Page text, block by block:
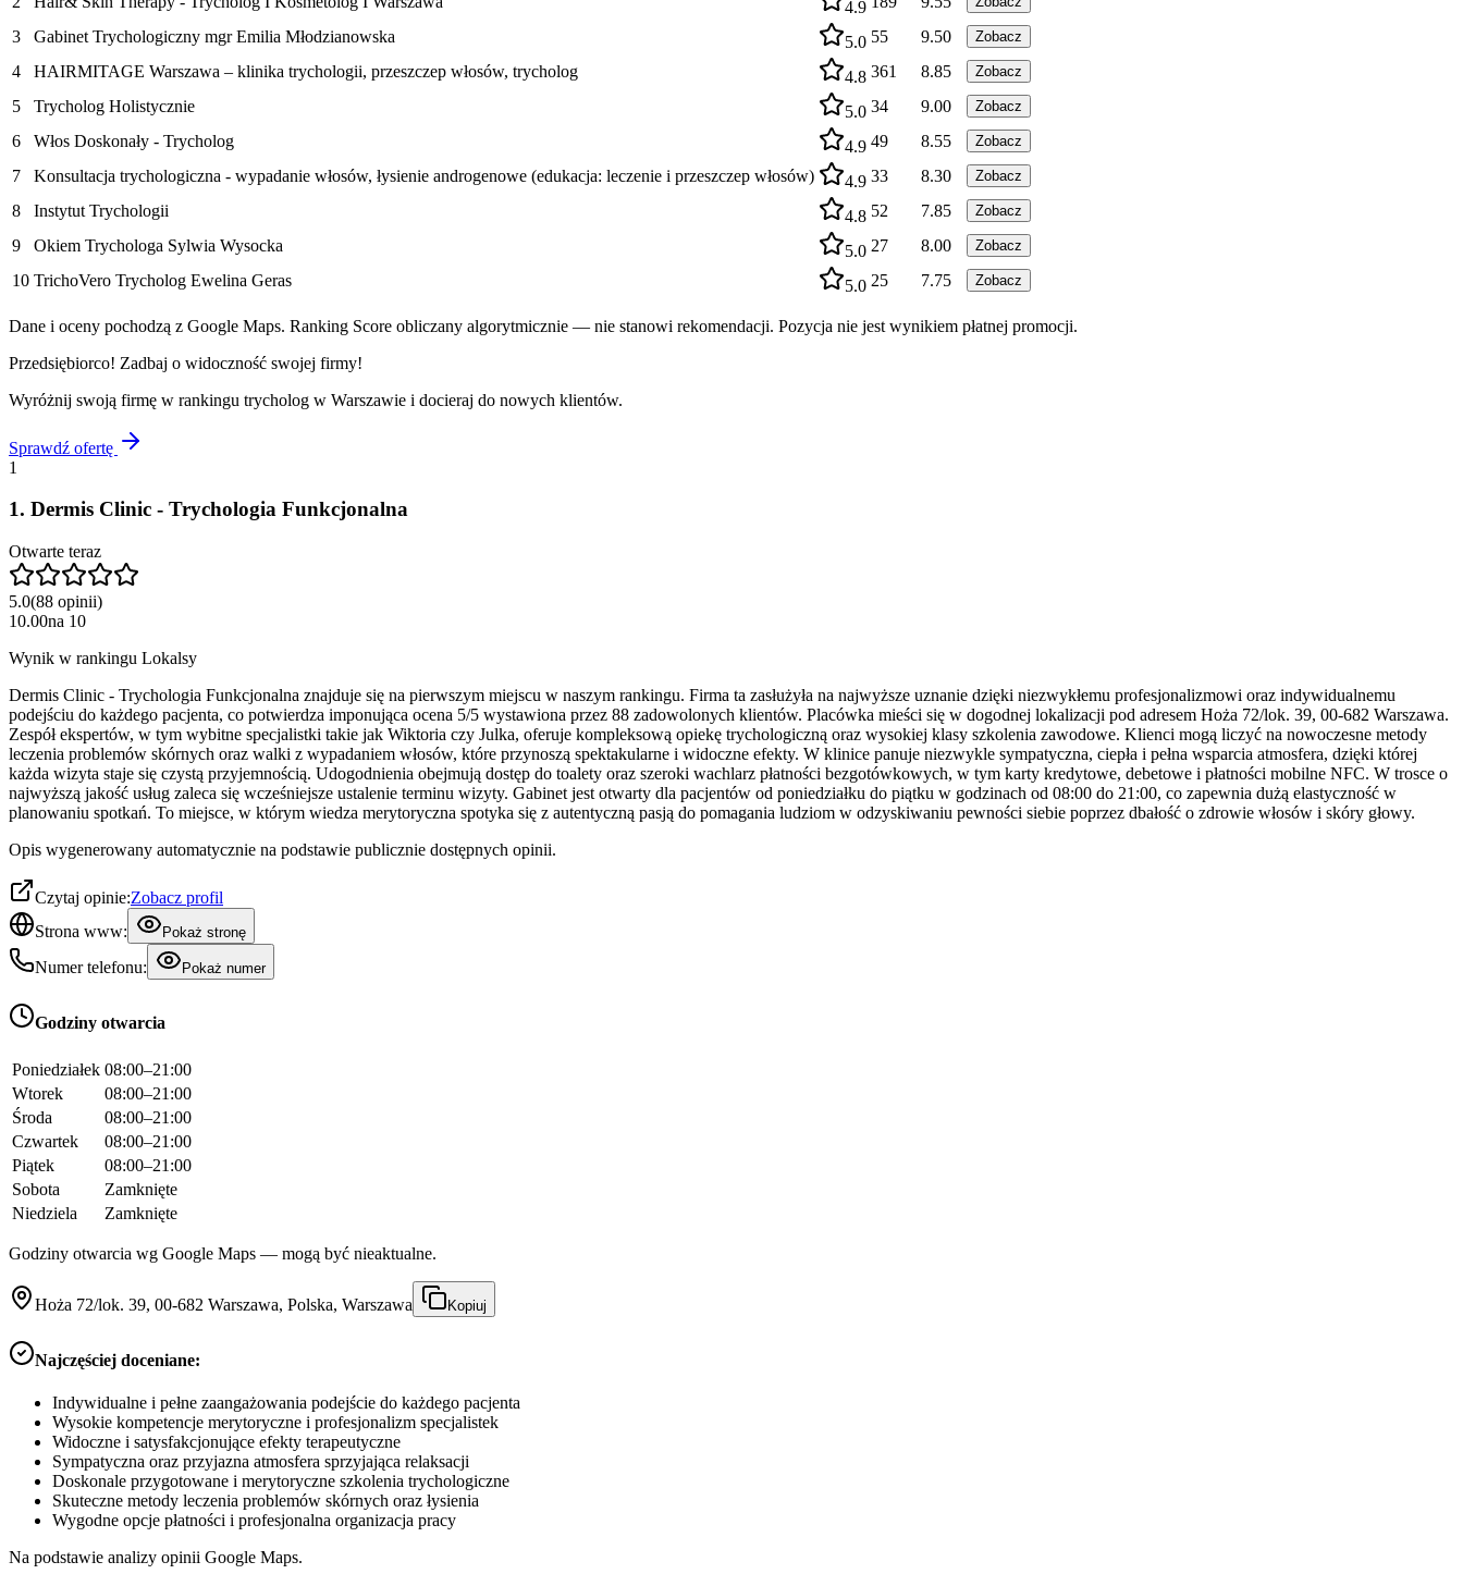
4.9
3 Gabinet Trychologiczny mgr Emilia Młodzianowska 5.0 55 9.50 Zobacz
4 HAIRMITAGE Warszawa – klinika trychologii, przeszczep włosów, trycholog 4.8 361 8.85 Zobacz
5 Trycholog Holistycznie 5.0 34 9.00 Zobacz
6 Włos Doskonały - Trycholog 4.9 49 8.55 Zobacz
7 Konsultacja trychologiczna - wypadanie włosów, łysienie androgenowe (edukacja: leczenie i przeszczep włosów) 4.9 33 8.30 Zobacz
8 Instytut Trychologii 4.8 52 7.85 Zobacz
9 Okiem Trychologa Sylwia Wysocka 5.0 27 8.00 Zobacz
10 TrichoVero Trycholog Ewelina Geras 5.0 25 7.75 Zobacz
Dane i oceny pochodzą z Google Maps. Ranking Score obliczany algorytmicznie — nie stanowi rekomendacji. Pozycja nie jest wynikiem płatnej promocji.
Przedsiębiorco! Zadbaj o widoczność swojej firmy!
Wyróżnij swoją firmę w rankingu trycholog w Warszawie i docieraj do nowych klientów.
Sprawdź ofertę
1
1. Dermis Clinic - Trychologia Funkcjonalna
Otwarte teraz
5.0(88 opinii)
10.00na 10
Wynik w rankingu Lokalsy
Dermis Clinic - Trychologia Funkcjonalna znajduje się na pierwszym miejscu w naszym rankingu. Firma ta zasłużyła na najwyższe uznanie dzięki niezwykłemu profesjonalizmowi oraz indywidualnemu
podejściu do każdego pacjenta, co potwierdza imponująca ocena 5/5 wystawiona przez 88 zadowolonych klientów. Placówka mieści się w dogodnej lokalizacji pod adresem Hoża 72/lok. 39, 00-682 Warszawa.
Zespół ekspertów, w tym wybitne specjalistki takie jak Wiktoria czy Julka, oferuje kompleksową opiekę trychologiczną oraz wysokiej klasy szkolenia zawodowe. Klienci mogą liczyć na nowoczesne metody
leczenia problemów skórnych oraz walki z wypadaniem włosów, które przynoszą spektakularne i widoczne efekty. W klinice panuje niezwykle sympatyczna, ciepła i pełna wsparcia atmosfera, dzięki której
każda wizyta staje się czystą przyjemnością. Udogodnienia obejmują dostęp do toalety oraz szeroki wachlarz płatności bezgotówkowych, w tym karty kredytowe, debetowe i płatności mobilne NFC. W trosce o
najwyższą jakość usług zaleca się wcześniejsze ustalenie terminu wizyty. Gabinet jest otwarty dla pacjentów od poniedziałku do piątku w godzinach od 08:00 do 21:00, co zapewnia dużą elastyczność w
planowaniu spotkań. To miejsce, w którym wiedza merytoryczna spotyka się z autentyczną pasją do pomagania ludziom w odzyskiwaniu pewności siebie poprzez dbałość o zdrowie włosów i skóry głowy.
Opis wygenerowany automatycznie na podstawie publicznie dostępnych opinii.
Czytaj opinie:Zobacz profil
Strona www:
Pokaż stronę
Numer telefonu: Pokaż numer
Godziny otwarcia
Poniedziałek 08:00–21:00
Wtorek
08:00–21:00
Środa
08:00–21:00
Czwartek
08:00–21:00
Piątek
08:00–21:00
Sobota
Zamknięte
Niedziela
Zamknięte
Godziny otwarcia wg Google Maps — mogą być nieaktualne.
Hoża 72/lok. 39, 00-682 Warszawa, Polska, Warszawa Kopiuj
Najczęściej doceniane:
Indywidualne i pełne zaangażowania podejście do każdego pacjenta
Wysokie kompetencje merytoryczne i profesjonalizm specjalistek
Widoczne i satysfakcjonujące efekty terapeutyczne
Sympatyczna oraz przyjazna atmosfera sprzyjająca relaksacji
Doskonale przygotowane i merytoryczne szkolenia trychologiczne
Skuteczne metody leczenia problemów skórnych oraz łysienia
Wygodne opcje płatności i profesjonalna organizacja pracy
Na podstawie analizy opinii Google Maps.